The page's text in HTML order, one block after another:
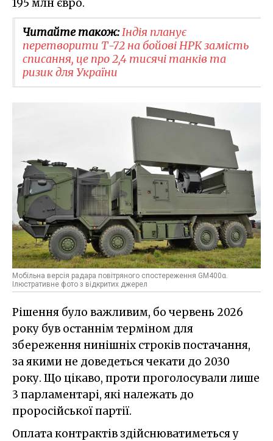
195 млн євро.
Читайте також:Індія планує
перетворити Т-72 на бойові НРК замість
списання, це про 2,4 тисячі танків та
ризик для України
Мобільна версія радара повітряного спостереження GM400α.
Ілюстративне фото з відкритих джерел
Рішення було важливим, бо червень 2026
року був останнім терміном для
збереження нинішніх строків постачання,
за якими не доведеться чекати до 2030
року. Що цікаво, проти проголосували лише
3 парламентарі, які належать до
проросійської партії.
Оплата контрактів здійснюватиметься у